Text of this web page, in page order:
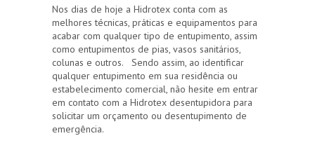
Nos dias de hoje a Hidrotex conta com as
melhores técnicas, práticas e equipamentos para
acabar com qualquer tipo de entupimento, assim
como entupimentos de pias, vasos sanitários,
colunas e outros. Sendo assim, ao identificar
qualquer entupimento em sua residência ou
estabelecimento comercial, não hesite em entrar
em contato com a Hidrotex desentupidora para
solicitar um orçamento ou desentupimento de
emergência.